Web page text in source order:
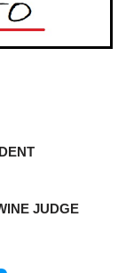
JUDGE